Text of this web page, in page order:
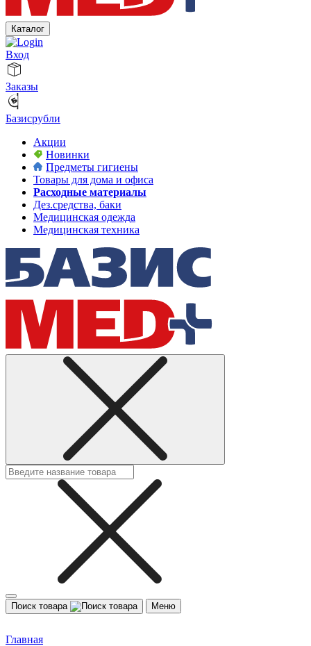
Каталог
Вход
Заказы
Базисрубли
Акции
Новинки
Предметы гигиены
Товары для дома и офиса
Расходные материалы
Дез.средства, баки
Медицинская одежда
Медицинская техника
Поиск товара Меню
Главная